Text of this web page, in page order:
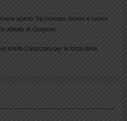
aperto: tra mercato, lavoro e nuove
alleato di Gorgone
scelto Catanzaro per la forza della